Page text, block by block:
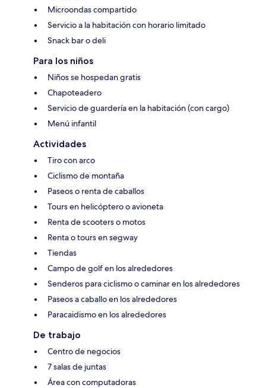
Microondas compartido
Servicio a la habitación con horario limitado
Snack bar o deli
Para los niños
Niños se hospedan gratis
Chapoteadero
Servicio de guardería en la habitación (con cargo)
Menú infantil
Actividades
Tiro con arco
Ciclismo de montaña
Paseos o renta de caballos
Tours en helicóptero o avioneta
Renta de scooters o motos
Renta o tours en segway
Tiendas
Campo de golf en los alrededores
Senderos para ciclismo o caminar en los alrededores
Paseos a caballo en los alrededores
Paracaidismo en los alrededores
De trabajo
Centro de negocios
7 salas de juntas
Área con computadoras